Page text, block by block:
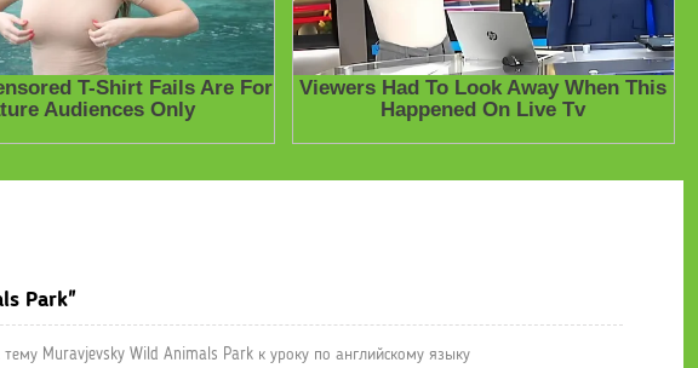
Park"
тему Muravjevsky Wild Animals Park к уроку по английскому языку